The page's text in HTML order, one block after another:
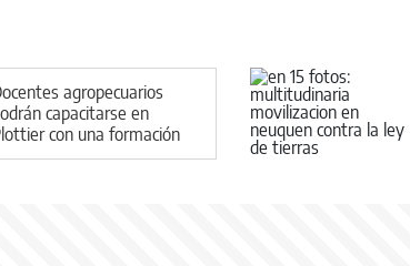
agropecuarios
capacitarse en
con una formación
que otorga puntaje